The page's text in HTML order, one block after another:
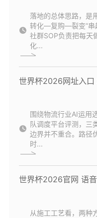
落地的总体思路，
转化—复购—裂变”串
社群SOP负责把每天
化...
世界杯2026网址入
围绕物流行业AI运用
队调度平台评测，三
边界并不重合。路径
时...
世界杯2026官网 语音
从施工工艺看，两种